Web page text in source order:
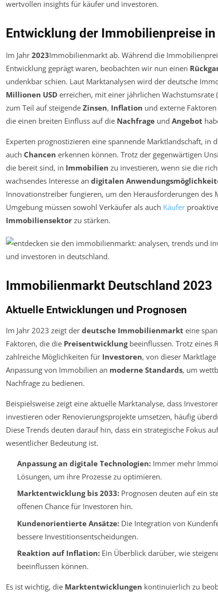
Entwicklung der Immobilienpreise
Im Jahr 2023Immobilienmarkt ab. Während die
Entwicklung geprägt waren, beobachten wir nun einen
undenkbar schien. Laut Marktanalysen wird der deutsche
Millionen USD erreichen, mit einer jährlichen Wachstumsrate
zum Teil auf steigende Zinsen, Inflation und externe
die einen breiten Einfluss auf die Nachfrage und Angebot
Experten prognostizieren eine spannende Marktlandschaft, in
auch Chancen erkennen können. Trotz der gegenwärtigen
die bereit sind, in Immobilien zu investieren, wenn sie die
wachsendes Interesse an digitalen
Innovationstreiber fungieren, um den Herausforderungen des
Umgebung müssen sowohl Verkäufer als auch Käufer
Immobiliensektor zu stärken.
Immobilienmarkt Deutschland 2023
Aktuelle Entwicklungen und Prognosen
Im Jahr 2023 zeigt der deutsche Immobilienmarkt eine
Faktoren, die die Preisentwicklungbeeinflussen. Trotz eines
zahlreiche Möglichkeiten für Investoren, von dieser
Anpassung von Immobilien an moderne Standards, um
Nachfrage zu bedienen.
Beispielsweise zeigt eine aktuelle Marktanalyse, dass
investieren oder Renovierungsprojekte umsetzen, häufig
Diese Trends deuten darauf hin, dass ein strategische Fokus
wesentlicher Bedeutung ist.
Anpassung an digitale Technologien:Immer mehr
Lösungen, um ihre Prozesse zu optimieren.
Marktentwicklung bis 2033:Prognosen deuten auf ein
offenen Chance für Investoren hin.
Kundenorientierte Ansätze:Die Integration von
bessere Investitionsentscheidungen.
Reaktion auf Inflation:Ein Überblick darüber, wie
beeinflussen können.
Es ist wichtig, die Marktentwicklungen kontinuierlich zu